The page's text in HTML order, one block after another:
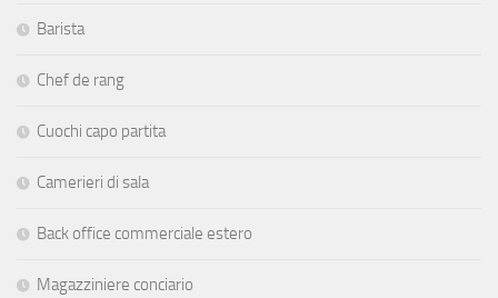
Barista
Chef de rang
Cuochi capo partita
Camerieri di sala
Back office commerciale estero
Magazziniere conciario